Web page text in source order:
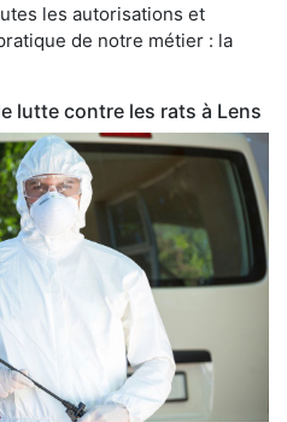
les autorisations et
de notre métier : la
lutte contre les rats à Lens